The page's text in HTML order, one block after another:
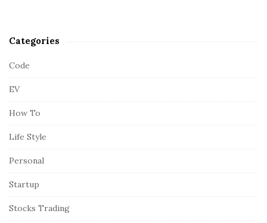
Categories
Code
EV
How To
Life Style
Personal
Startup
Stocks Trading